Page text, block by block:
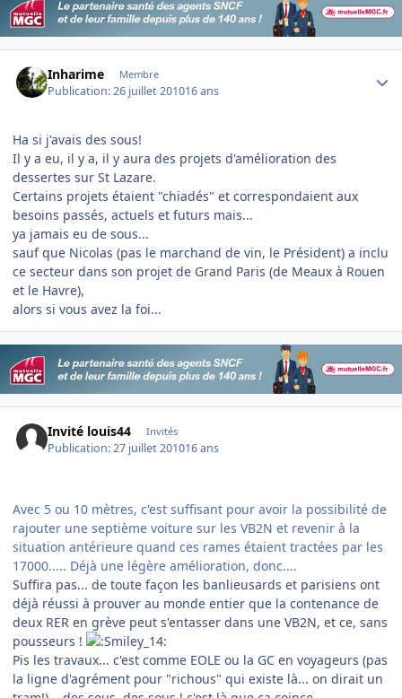
Inharime Membre
Publication:26 juillet 201016 ans
Ha si j'avais des sous!
Il y a eu, il y a, il y aura des projets d'amélioration des
dessertes sur St Lazare.
Certains projets étaient "chiadés" et correspondaient aux
besoins passés, actuels et futurs mais...
ya jamais eu de sous...
sauf que Nicolas (pas le marchand de vin, le Président) a inclu
ce secteur dans son projet de Grand Paris (de Meaux à Rouen
et le Havre),
alors si vous avez la foi...
Invité louis44 Invités
Publication:27 juillet 201016 ans
Avec 5 ou 10 mètres, c'est suffisant pour avoir la possibilité de
rajouter une septième voiture sur les VB2N et revenir à la
situation antérieure quand ces rames étaient tractées par les
17000..... Déjà une légère amélioration, donc....
Suffira pas... de toute façon les banlieusards et parisiens ont
déjà réussi à prouver au monde entier que la contenance de
deux RER en grève peut s'entasser dans une VB2N, et ce, sans
pousseurs !
Pis les travaux... c'est comme EOLE ou la GC en voyageurs (pas
la ligne d'agrément pour "richous" qui existe là... on dirait un